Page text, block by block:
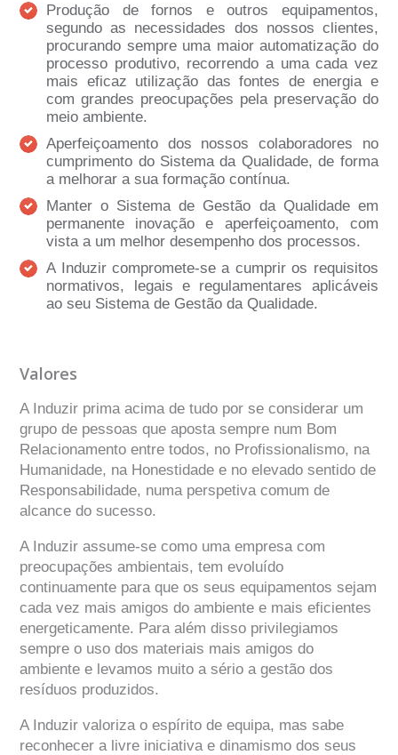
Produção de fornos e outros equipamentos,
segundo as necessidades dos nossos clientes,
procurando sempre uma maior automatização do
processo produtivo, recorrendo a uma cada vez
mais eficaz utilização das fontes de energia e
com grandes preocupações pela preservação do
meio ambiente.
Aperfeiçoamento dos nossos colaboradores no
cumprimento do Sistema da Qualidade, de forma
a melhorar a sua formação contínua.
Manter o Sistema de Gestão da Qualidade em
permanente inovação e aperfeiçoamento, com
vista a um melhor desempenho dos processos.
A Induzir compromete-se a cumprir os requisitos
normativos, legais e regulamentares aplicáveis
ao seu Sistema de Gestão da Qualidade.
Valores
A Induzir prima acima de tudo por se considerar um
grupo de pessoas que aposta sempre num Bom
Relacionamento entre todos, no Profissionalismo, na
Humanidade, na Honestidade e no elevado sentido de
Responsabilidade, numa perspetiva comum de
alcance do sucesso.
A Induzir assume-se como uma empresa com
preocupações ambientais, tem evoluído
continuamente para que os seus equipamentos sejam
cada vez mais amigos do ambiente e mais eficientes
energeticamente. Para além disso privilegiamos
sempre o uso dos materiais mais amigos do
ambiente e levamos muito a sério a gestão dos
resíduos produzidos.
A Induzir valoriza o espírito de equipa, mas sabe
reconhecer a livre iniciativa e dinamismo dos seus